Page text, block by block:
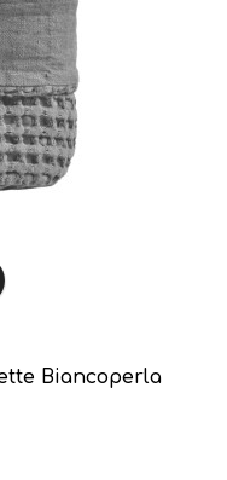
Biancoperla